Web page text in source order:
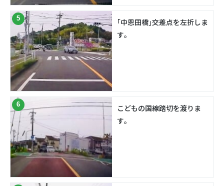
5
｢中恩田橋｣交差点を左折しま
す｡
6
こどもの国線踏切を渡りま
す｡